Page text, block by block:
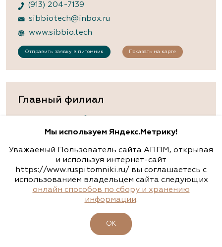
(913) 204-7139
sibbiotech@inbox.ru
www.sibbio.tech
Отправить заявку в питомник Показать на карте
Главный филиал
Подмосковная , д.22б
info@rassadacvetov.ru
rassadacvetov.ru
Отправить заявку в питомник
Московская область, Бронницы
Мы используем Яндекс.Метрику!
Уважаемый Пользователь сайта АППМ, открывая
и используя интернет-сайт
https://www.ruspitomniki.ru/ вы соглашаетесь с
использованием владельцем сайта следующих
онлайн способов по сбору и хранению
информации.
ОК